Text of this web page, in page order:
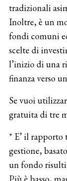
tradizionali
Inoltre, è un
fondi comuni
scelte di
l’inizio di una
finanza verso
Se vuoi
gratuita di tre
* E’ il
gestione,
un fondo
Più è basso,